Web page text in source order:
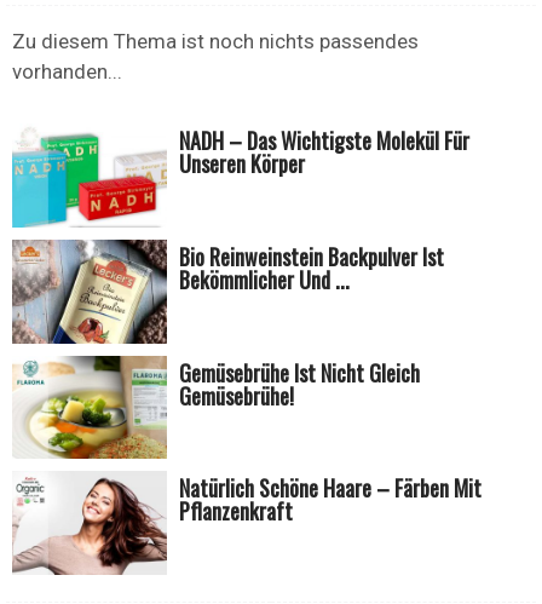
Zu diesem Thema ist noch nichts passendes
vorhanden...
NADH – Das Wichtigste Molekül Für
Unseren Körper
Bio Reinweinstein Backpulver Ist
Bekömmlicher Und ...
Gemüsebrühe Ist Nicht Gleich
Gemüsebrühe!
Natürlich Schöne Haare – Färben Mit
Pflanzenkraft